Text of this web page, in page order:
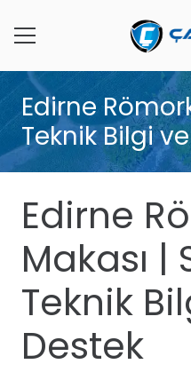
Edirne
Teknik Bilgi
Edirne
Makası |
Teknik
Destek